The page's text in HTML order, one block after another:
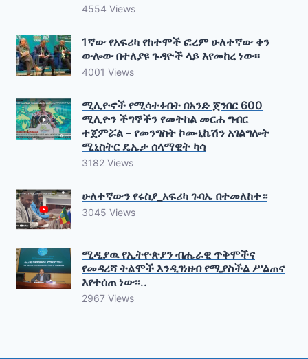
4554 Views
1ኛው የአፍሪካ የከተሞች ፎረም ሁለተኛው ቀን
ውሎው በተለያዩ ጉዳዮች ላይ እየመከረ ነው፡፡
4001 Views
ሚሊዮኖች የሚሳተፉበት በአንድ ጀንበር 600
ሚሊዮን ችግኞችን የመትከል መርሐ ግብር
ተጀምሯል – የመንግስት ኮሙኒኬሽን አገልግሎት
ሚኒስትር ዴኤታ ሰላማዊት ካሳ
3182 Views
ሁለተኛውን የሩስያ_አፍሪካ ጉባኤ በተመለከተ።
3045 Views
ሚዲያዉ የኢትዮጵያን ብሔራዊ ጥቅሞችና
የመዳረሻ ትልሞች እንዲገነዘብ የሚያስችል ሥልጠና
እየተሰጠ ነው፡፡..
2967 Views